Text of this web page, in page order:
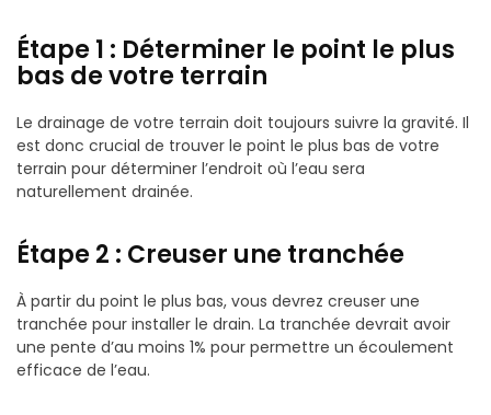
Étape 1 : Déterminer le point le plus
bas de votre terrain
Le drainage de votre terrain doit toujours suivre la gravité. Il
est donc crucial de trouver le point le plus bas de votre
terrain pour déterminer l’endroit où l’eau sera
naturellement drainée.
Étape 2 : Creuser une tranchée
À partir du point le plus bas, vous devrez creuser une
tranchée pour installer le drain. La tranchée devrait avoir
une pente d’au moins 1% pour permettre un écoulement
efficace de l’eau.